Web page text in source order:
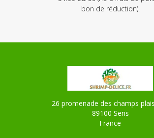
bon de réduction).
26 promenade des champs
89100 Sens
France